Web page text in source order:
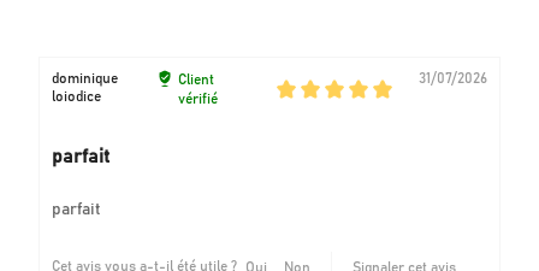
dominique
loiodice
Client
vérifié
31/07/2026
parfait
parfait
Cet avis vous a-t-il été utile ? Oui Non Signaler cet avis